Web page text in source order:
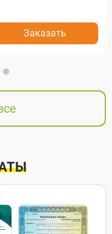
Заказать